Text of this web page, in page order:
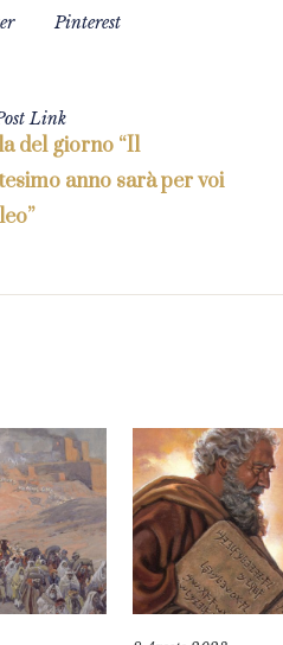
Pinterest
Link
del giorno “Il
anno sarà per voi